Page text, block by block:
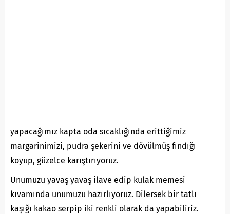
yapacağımız kapta oda sıcaklığında erittiğimiz
margarinimizi, pudra şekerini ve dövülmüş fındığı
koyup, güzelce karıştırıyoruz.
Unumuzu yavaş yavaş ilave edip kulak memesi
kıvamında unumuzu hazırlıyoruz. Dilersek bir tatlı
kaşığı kakao serpip iki renkli olarak da yapabiliriz.